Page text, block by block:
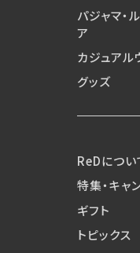
パジャマ・
ア
カジュアル
グッズ
ReDについ
特集・キャ
ギフト
トピックス